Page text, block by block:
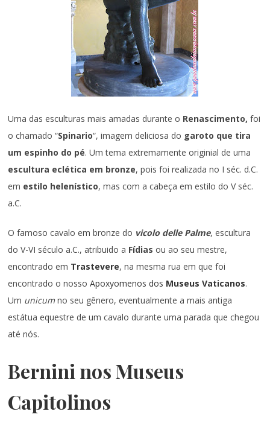
Uma das esculturas mais amadas durante o Renascimento, foi
o chamado “Spinario“, imagem deliciosa do garoto que tira
um espinho do pé. Um tema extremamente originial de uma
escultura eclética em bronze, pois foi realizada no I séc. d.C.
em estilo helenístico, mas com a cabeça em estilo do V séc.
a.C.
O famoso cavalo em bronze do vicolo delle Palme, escultura
do V-VI século a.C., atribuido a Fídias ou ao seu mestre,
encontrado em Trastevere, na mesma rua em que foi
encontrado o nossoApoxyomenos dos Museus Vaticanos.
Um unicumno seu gênero, eventualmente a mais antiga
estátua equestre de um cavalo durante uma parada que chegou
até nós.
Bernini nos Museus
Capitolinos